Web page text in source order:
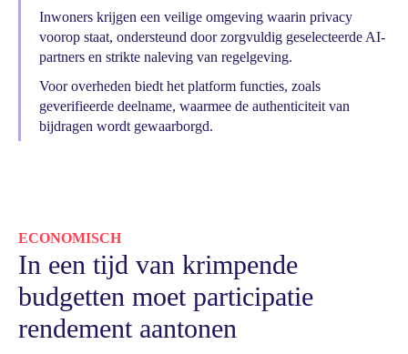
Inwoners krijgen een veilige omgeving waarin privacy
voorop staat, ondersteund door zorgvuldig geselecteerde AI-
partners en strikte naleving van regelgeving.
Voor overheden biedt het platform functies, zoals
geverifieerde deelname, waarmee de authenticiteit van
bijdragen wordt gewaarborgd.
ECONOMISCH
In een tijd van krimpende
budgetten moet participatie
rendement aantonen